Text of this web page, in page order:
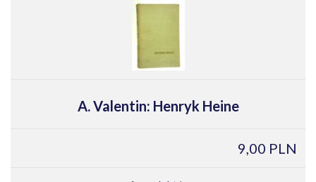
A. Valentin: Henryk Heine
9,00 PLN